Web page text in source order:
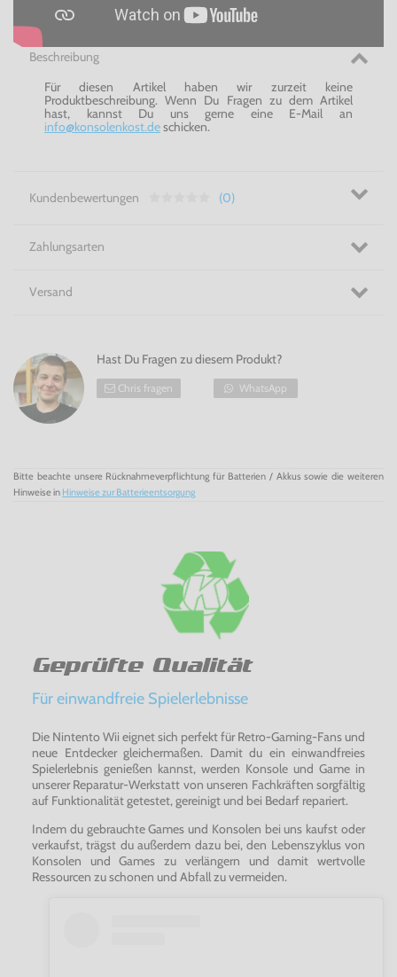
Beschreibung
Für diesen Artikel haben wir zurzeit keine
Produktbeschreibung. Wenn Du Fragen zu dem Artikel
hast, kannst Du uns gerne eine E-Mail an
info@konsolenkost.deschicken.
Kundenbewertungen (0)
Zahlungsarten
Versand
Hast Du Fragen zu diesem Produkt?
Chris fragen WhatsApp
Bitte beachte unsere Rücknahmeverpflichtung für Batterien / Akkus sowie die weiteren
Hinweise in Hinweise zur Batterieentsorgung
Geprüfte Qualität
Für einwandfreie Spielerlebnisse
Die Nintento Wii eignet sich perfekt für Retro-Gaming-Fans und
neue Entdecker gleichermaßen. Damit du ein einwandfreies
Spielerlebnis genießen kannst, werden Konsole und Game in
unserer Reparatur-Werkstatt von unseren Fachkräften sorgfältig
auf Funktionalität getestet, gereinigt und bei Bedarf repariert.
Indem du gebrauchte Games und Konsolen bei uns kaufst oder
verkaufst, trägst du außerdem dazu bei, den Lebenszyklus von
Konsolen und Games zu verlängern und damit wertvolle
Ressourcen zu schonen und Abfall zu vermeiden.